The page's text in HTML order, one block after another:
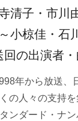
清子・市川
小椋佳・石
の出演者・
年から放送、
の人々の支持
ンダード・ナ